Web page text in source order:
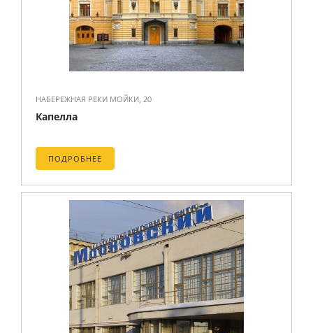
НАБЕРЕЖНАЯ РЕКИ МОЙКИ, 20
Капелла
ПОДРОБНЕЕ